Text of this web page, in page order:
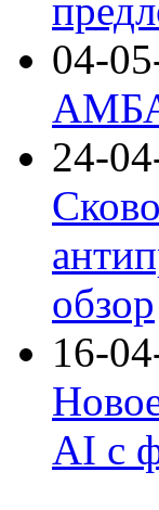
04-
24-
обзор
16-
AI с